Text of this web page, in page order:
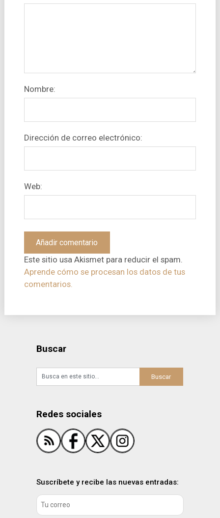
Nombre:
Dirección de correo electrónico:
Web:
Este sitio usa Akismet para reducir el spam.
Aprende cómo se procesan los datos de tus
comentarios.
Buscar
Redes sociales
Suscríbete y recibe las nuevas entradas: